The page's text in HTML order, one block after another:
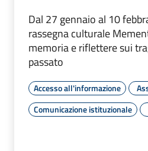
Dal 27 gennaio al 10
rassegna culturale
memoria e riflettere sui
passato
Accesso all'informazione
Comunicazione istituzionale